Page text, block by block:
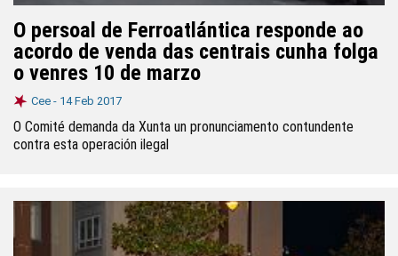
O persoal de Ferroatlántica responde ao
acordo de venda das centrais cunha folga
o venres 10 de marzo
Cee - 14 Feb 2017
O Comité demanda da Xunta un pronunciamento contundente
contra esta operación ilegal